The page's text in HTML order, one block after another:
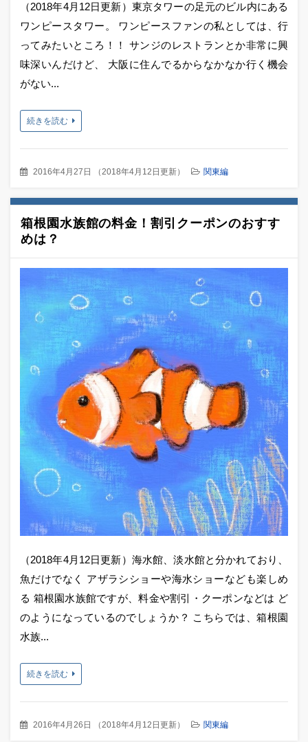
（2018年4月12日更新）東京タワーの足元のビル内にある
ワンピースタワー。 ワンピースファンの私としては、行
ってみたいところ！！ サンジのレストランとか非常に興
味深いんだけど、 大阪に住んでるからなかなか行く機会
がない...
続きを読む
2016年4月27日 （2018年4月12日更新） 関東編
箱根園水族館の料金！割引クーポンのおすす
めは？
（2018年4月12日更新）海水館、淡水館と分かれており、
魚だけでなく アザラシショーや海水ショーなども楽しめ
る 箱根園水族館ですが、料金や割引・クーポンなどは ど
のようになっているのでしょうか？ こちらでは、箱根園
水族...
続きを読む
2016年4月26日 （ 2018年4月12日更新） 関東編